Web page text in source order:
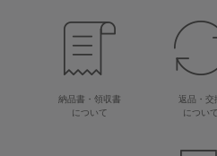
納品書・領収書
について
返品・交
について